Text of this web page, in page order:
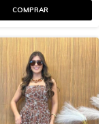
COMPRAR